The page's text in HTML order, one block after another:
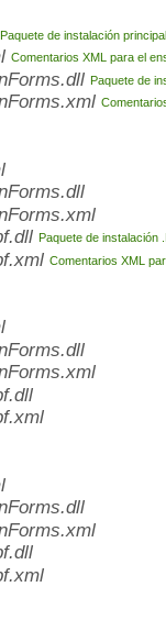
Paquete de instalación
Comentarios XML para el
Paquete de
Paquete de instalación
Comentarios XML